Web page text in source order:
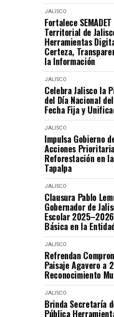
JALISCO
Fortalece
Territorial de
Herramientas
Certeza,
la Información
JALISCO
Celebra Jalisco la
del Día Nacional
Fecha Fija y
JALISCO
Impulsa Gobierno
Acciones
Reforestación en
Tapalpa
JALISCO
Clausura Pablo
Gobernador de
Escolar
Básica en la
JALISCO
Refrendan
Paisaje Agavero a
Reconocimiento
JALISCO
Brinda Secretaría
Pública